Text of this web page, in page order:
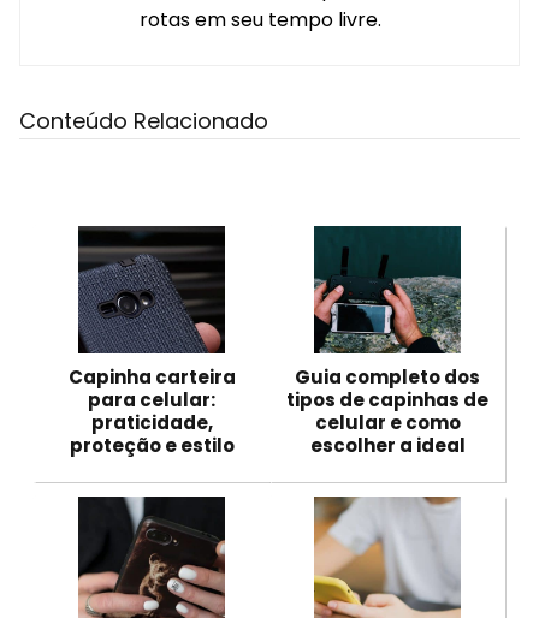
rotas em seu tempo livre.
Conteúdo Relacionado
Capinha carteira
para celular:
praticidade,
proteção e estilo
Guia completo dos
tipos de capinhas de
celular e como
escolher a ideal